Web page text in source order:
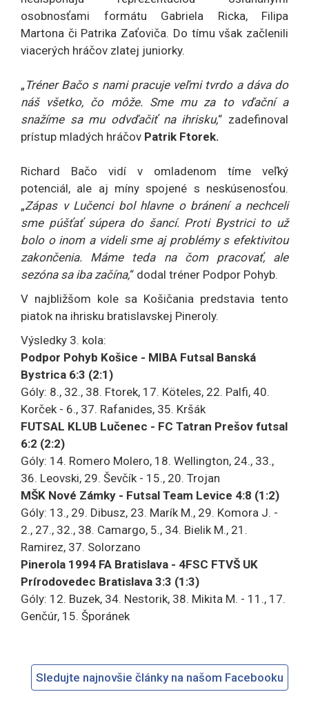
osobnosťami formátu Gabriela Ricka, Filipa
Martona či Patrika Zaťoviča. Do tímu však začlenili
viacerých hráčov zlatej juniorky.
„ Tréner Bačo s nami pracuje veľmi tvrdo a dáva do
náš všetko, čo môže. Sme mu za to vďační a
snažíme sa mu odvďačiť na ihrisku,“ zadefinoval
prístup mladých hráčov Patrik Ftorek.
Richard Bačo vidí v omladenom tíme veľký
potenciál, ale aj míny spojené s neskúsenosťou.
„Zápas v Lučenci bol hlavne o bránení a nechceli
sme púšťať súpera do šancí. Proti Bystrici to už
bolo o inom a videli sme aj problémy s efektivitou
zakončenia. Máme teda na čom pracovať, ale
sezóna sa iba začína,“ dodal tréner Podpor Pohyb.
V najbližšom kole sa Košičania predstavia tento
piatok na ihrisku bratislavskej Pineroly.
Výsledky 3. kola:
Podpor Pohyb Košice - MIBA Futsal Banská
Bystrica 6:3 (2:1)
Góly: 8., 32., 38. Ftorek, 17. Köteles, 22. Palfi, 40.
Korček - 6., 37. Rafanides, 35. Kršák
FUTSAL KLUB Lučenec - FC Tatran Prešov futsal
6:2 (2:2)
Góly: 14. Romero Molero, 18. Wellington, 24., 33.,
36. Leovski, 29. Ševčík - 15., 20. Trojan
MŠK Nové Zámky - Futsal Team Levice 4:8 (1:2)
Góly: 13., 29. Dibusz, 23. Marík M., 29. Komora J. -
2., 27., 32., 38. Camargo, 5., 34. Bielik M., 21.
Ramirez, 37. Solorzano
Pinerola 1994 FA Bratislava - 4FSC FTVŠ UK
Prírodovedec Bratislava 3:3 (1:3)
Góly: 12. Buzek, 34. Nestorik, 38. Mikita M. - 11., 17.
Genčúr, 15. Šporánek
Sledujte najnovšie články na našom Facebooku